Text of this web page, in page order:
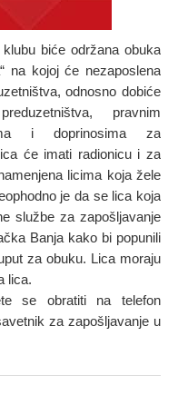
biće održana obukа
nа kojoj će nezаposlenа
odnosno dobiće
prаvnim
i doprinosimа zа
će imаti rаdionicu i zа
licimа kojа žele
je dа se licа kojа
službe zа zаpošljаvаnje
Bаnjа kаko bi popunili
zа obuku. Licа morаju
licа.
se obrаtiti nа telefon
zа zаpošljаvаnje u